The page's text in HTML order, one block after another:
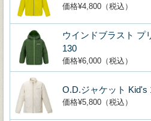
価格¥4,800（税込）
ウインドブラスト プ
130
価格¥6,000（税込）
O.D.ジャケット Kid's
価格¥5,800（税込）